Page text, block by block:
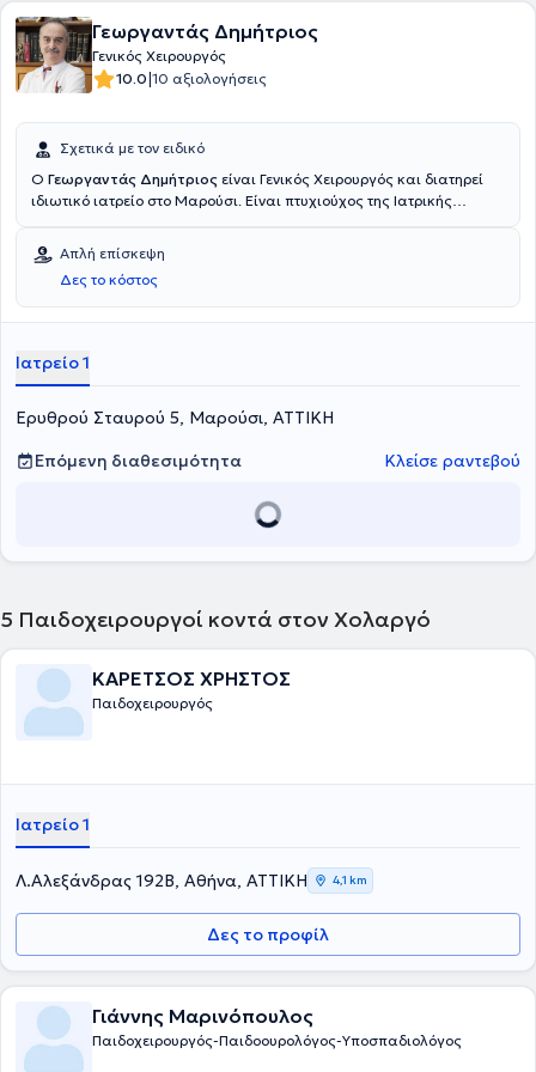
Γεωργαντάς Δημήτριος
Γενικός Χειρουργός
10.0|10 αξιολογήσεις
Σχετικά με τον ειδικό
Ο Γεωργαντάς Δημήτριος είναι Γενικός Χειρουργός και διατηρεί
ιδιωτικό ιατρείο στο Μαρούσι. Είναι πτυχιούχος της Ιατρικής
και ειδικεύτηκε στη Γενική Χειρουργική, στην Παιδοχειρουργική
Κλινική του Γενικού Νοσοκομείου Πειραιά “Τζάνειο” και στη
Χειρουργική, στην Πανεπιστημιακή Κλινική του Πανεπιστημιακού
Νοσοκομείου Αθηνών Αρεταίειο. Επιπλέον, είναι Διδάκτωρ στο
Πανεπιστημίου Αθηνών και συνεργάζεται με το Metropolitan
General. Τέλος, έχει διατελέσει Αναπληρωτής Διευθυντής στη Γ'
Ελληνικής Χειρουργικής Εταιρείας.
Απλή επίσκεψη
Δες το κόστος
Ιατρείο 1
Ερυθρού Σταυρού 5, Μαρούσι, ΑΤΤΙΚΗ
Επόμενη διαθεσιμότητα
Κλείσε ραντεβού
5 Παιδοχειρουργοί κοντά στον Χολαργό
ΚΑΡΕΤΣΟΣ ΧΡΗΣΤΟΣ
Παιδοχειρουργός
Ιατρείο 1
Λ.Αλεξάνδρας 192Β, Αθήνα, ΑΤΤΙΚΗ 4,1 km
Δες το προφίλ
Γιάννης Μαρινόπουλος
Παιδοχειρουργός-Παιδοουρολόγος-Υποσπαδιολόγος